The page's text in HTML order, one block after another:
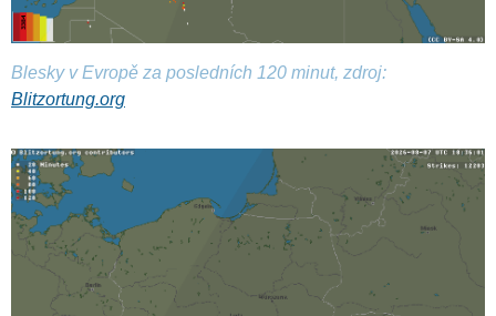
Blesky v Evropě za posledních 120 minut, zdroj:
Blitzortung.org